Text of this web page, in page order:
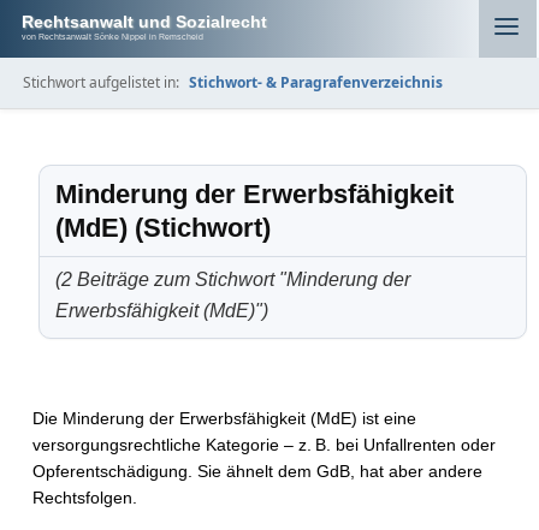
Rechtsanwalt und Sozialrecht
von Rechtsanwalt Sönke Nippel in Remscheid
Stichwort aufgelistet in: Stichwort- & Paragrafenverzeichnis
Minderung der Erwerbsfähigkeit
(MdE) (Stichwort)
(2 Beiträge zum Stichwort "Minderung der
Erwerbsfähigkeit (MdE)")
Die Minderung der Erwerbsfähigkeit (MdE) ist eine
versorgungsrechtliche Kategorie – z. B. bei Unfallrenten oder
Opferentschädigung. Sie ähnelt dem GdB, hat aber andere
Rechtsfolgen.